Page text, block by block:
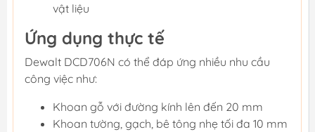
vật liệu
Ứng dụng thực tế
Dewalt DCD706N có thể đáp ứng nhiều nhu cầu
công việc như:
Khoan gỗ với đường kính lên đến 20 mm
Khoan tường, gạch, bê tông nhẹ tối đa 10 mm